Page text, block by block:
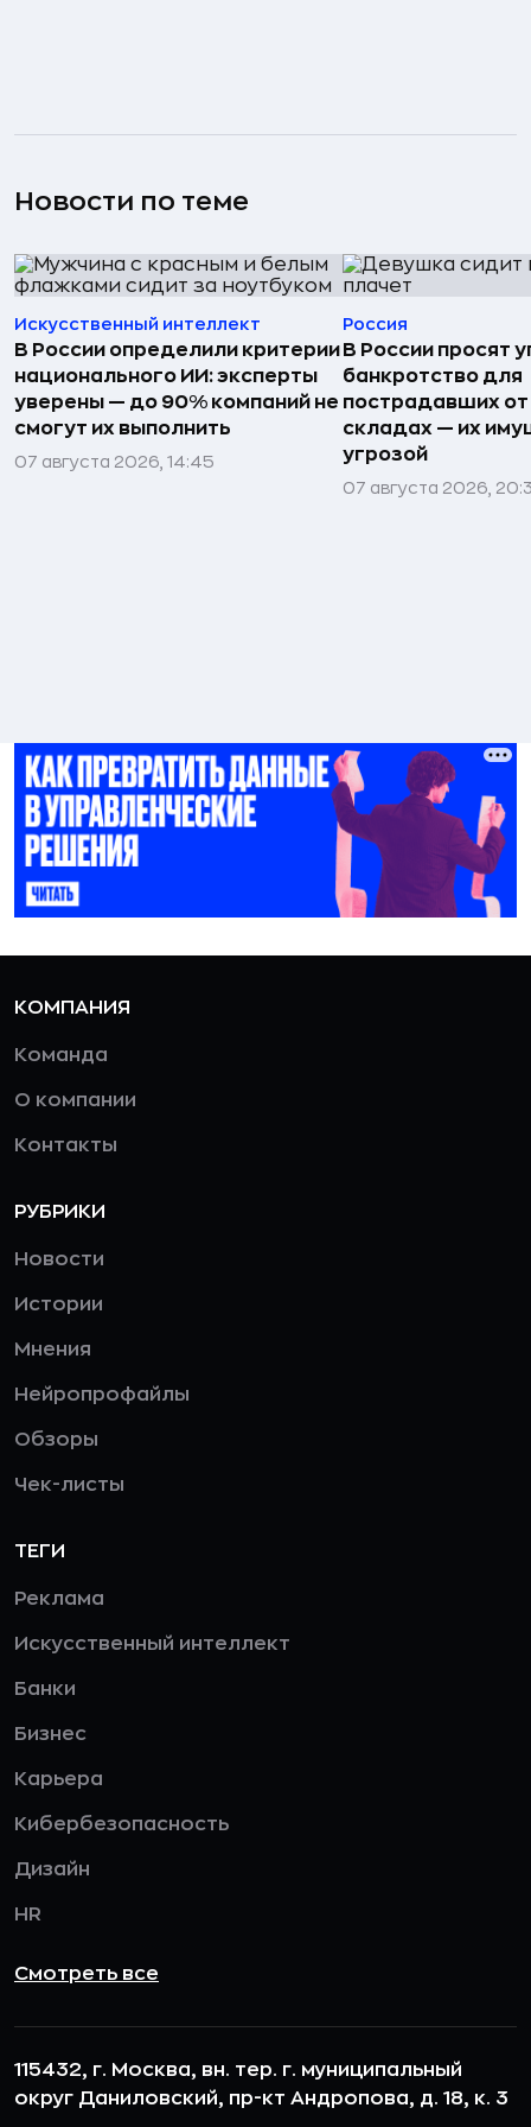
Новости по теме
Искусственный интеллект
В России определили критерии
национального ИИ: эксперты
уверены — до 90% компаний не
смогут их выполнить
07 августа 2026, 14:45
Россия
В России просят
банкротство для
пострадавших
складах — их
угрозой
07 августа 2026,
КОМПАНИЯ
Команда
О компании
Контакты
РУБРИКИ
Новости
Истории
Мнения
Нейропрофайлы
Обзоры
Чек-листы
ТЕГИ
Реклама
Искусственный интеллект
Банки
Бизнес
Карьера
Кибербезопасность
Дизайн
HR
Смотреть все
115432, г. Москва, вн. тер. г. муниципальный
округ Даниловский, пр-кт Андропова, д. 18, к. 3